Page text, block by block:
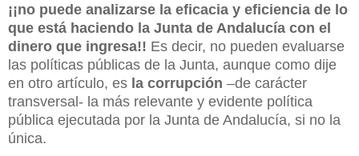
¡¡no puede analizarse la eficacia y eficiencia de lo
que está haciendo la Junta de Andalucía con el
dinero que ingresa!! Es decir, no pueden evaluarse
las políticas públicas de la Junta, aunque como dije
en otro artículo, es la corrupción –de carácter
transversal- la más relevante y evidente política
pública ejecutada por la Junta de Andalucía, si no la
única.